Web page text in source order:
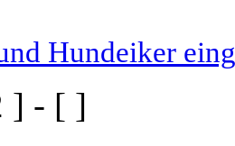
Hundeiker
] - [ ]